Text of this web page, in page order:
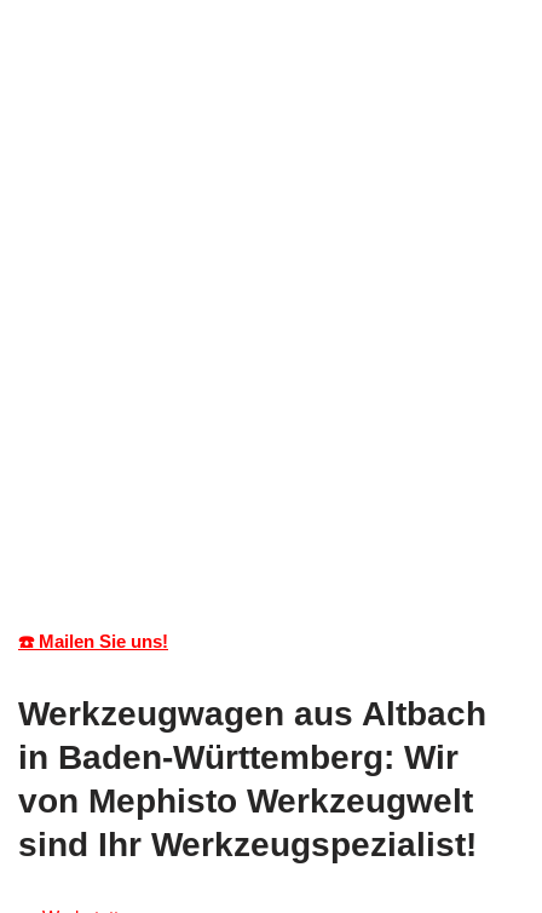
☎️ Mailen Sie uns!
Werkzeugwagen aus Altbach
in Baden-Württemberg: Wir
von Mephisto Werkzeugwelt
sind Ihr Werkzeugspezialist!